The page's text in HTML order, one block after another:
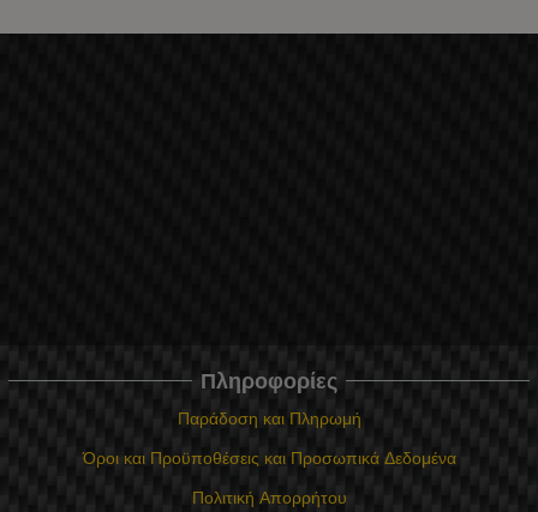
Πληροφορίες
Παράδοση και Πληρωμή
Όροι και Προϋποθέσεις και Προσωπικά Δεδομένα
Πολιτική Απορρήτου